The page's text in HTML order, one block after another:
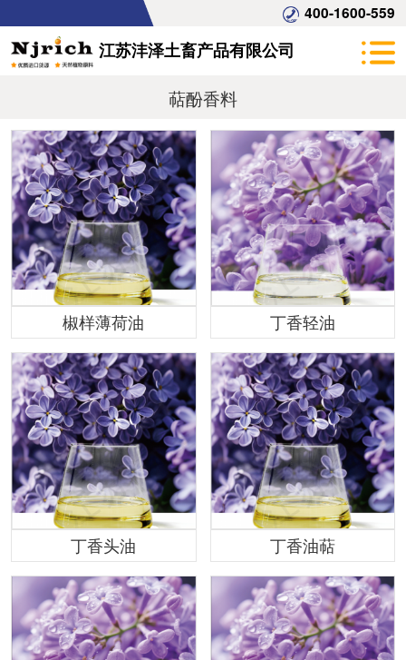
400-1600-559
江苏沣泽土畜产品有限公司
萜酚香料
椒样薄荷油 丁香轻油
丁香头油 丁香油萜